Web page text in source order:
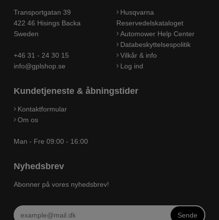
Transportgatan 39
422 46 Hisings Backa
Sweden
+46 31 - 24 30 15
info@gplshop.se
Husqvarna
Reservedelskataloget
Automower Help Center
Databeskyttelsespolitik
Vilkår & info
Log ind
Kundetjeneste & åbningstider
Kontaktformular
Om os
Man - Fre 09:00 - 16:00
Nyhedsbrev
Abonner på vores nyhedsbrev!
Sende